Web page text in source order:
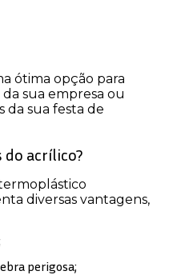
ótima opção para
sua empresa ou
da sua festa de
do acrílico?
diversas vantagens,
perigosa;